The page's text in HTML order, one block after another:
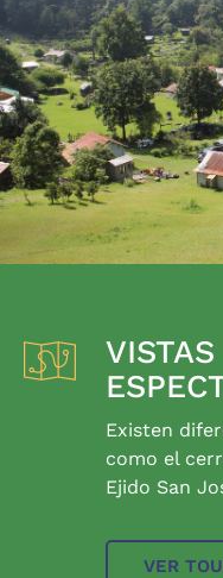
VISTAS
Existen
como el
Ejido San
VER